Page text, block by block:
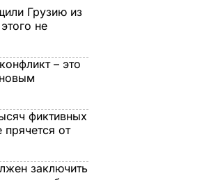
Грузию из
не
– это
фиктивных
от
заключить